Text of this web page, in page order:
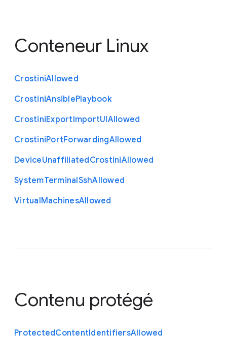
Conteneur Linux
CrostiniAllowed
CrostiniAnsiblePlaybook
CrostiniExportImportUIAllowed
CrostiniPortForwardingAllowed
DeviceUnaffiliatedCrostiniAllowed
SystemTerminalSshAllowed
VirtualMachinesAllowed
Contenu protégé
ProtectedContentIdentifiersAllowed